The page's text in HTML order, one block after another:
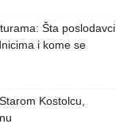
Šta poslodavci
i kome se
Kostolcu,